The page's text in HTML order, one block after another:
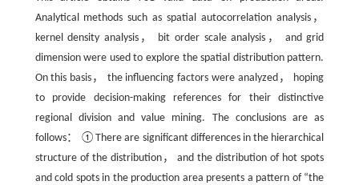
Analytical methods such as spatial autocorrelation analysis，
kernel density analysis， bit order scale analysis， and grid
dimension were used to explore the spatial distribution pattern.
On this basis， the influencing factors were analyzed， hoping
to provide decision-making references for their distinctive
regional division and value mining. The conclusions are as
follows： ①There are significant differences in the hierarchical
structure of the distribution， and the distribution of hot spots
and cold spots in the production area presents a pattern of “the